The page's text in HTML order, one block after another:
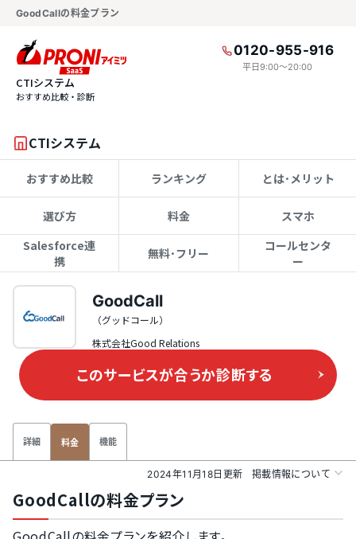
GoodCallの料金プラン
0120-955-916
平日9:00〜20:00
CTIシステム
おすすめ比較・診断
CTIシステム
おすすめ比較 ランキング とは･メリット
選び方 料金
スマホ
Salesforce連
携
無料･フリー
コールセンタ
ー
GoodCall
（グッドコール）
株式会社Good Relations
このサービスが合うか診断する
詳細 料金 機能
2024年11月18日更新 掲載情報について
GoodCallの料金プラン